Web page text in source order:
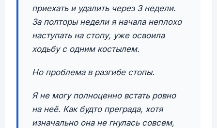
приехать и удалить через 3 недели.
За полторы недели я начала неплохо
наступать на стопу, уже освоила
ходьбу с одним костылем.
Но проблема в разгибе стопы.
Я не могу полноценно встать ровно
на неё. Как будто преграда, хотя
изначально она не гнулась совсем,